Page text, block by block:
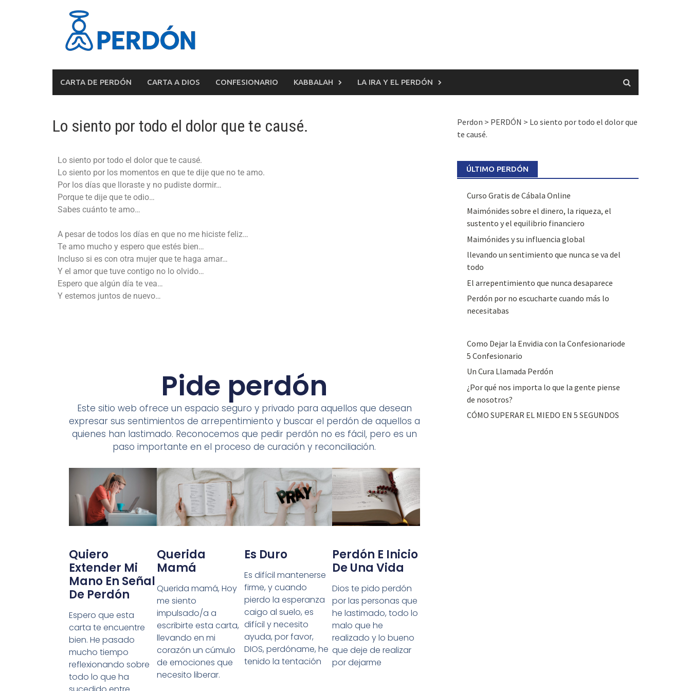
CARTA DE PERDÓN CARTA A DIOS CONFESIONARIO KABBALAH LA IRA Y EL PERDÓN
Lo siento por todo el dolor que te causé.
Lo siento por todo el dolor que te causé.
Lo siento por los momentos en que te dije que no te amo.
Por los días que lloraste y no pudiste dormir…
Porque te dije que te odio…
Sabes cuánto te amo…
A pesar de todos los días en que no me hiciste feliz…
Te amo mucho y espero que estés bien…
Incluso si es con otra mujer que te haga amar…
Y el amor que tuve contigo no lo olvido…
Espero que algún día te vea…
Y estemos juntos de nuevo…
Pide perdón
Este sitio web ofrece un espacio seguro y privado para aquellos que desean
expresar sus sentimientos de arrepentimiento y buscar el perdón de aquellos a
quienes han lastimado. Reconocemos que pedir perdón no es fácil, pero es un
paso importante en el proceso de curación y reconciliación.
Quiero
Extender Mi
Mano En Señal
De Perdón
Espero que esta
carta te encuentre
bien. He pasado
mucho tiempo
reflexionando sobre
todo lo que ha
Querida
Mamá
Querida mamá, Hoy
me siento
impulsado/a a
escribirte esta carta,
llevando en mi
corazón un cúmulo
de emociones que
necesito liberar.
Es Duro
Es difícil mantenerse
firme, y cuando
pierdo la esperanza
caigo al suelo, es
difícil y necesito
ayuda, por favor,
DIOS, perdóname, he
tenido la tentación
Perdón E Inicio
De Una Vida
Dios te pido perdón
por las personas que
he lastimado, todo lo
malo que he
realizado y lo bueno
que deje de realizar
por dejarme
Perdon > PERDÓN > Lo siento por todo el dolor que
te causé.
ÚLTIMO PERDÓN
Curso Gratis de Cábala Online
Maimónides sobre el dinero, la riqueza, el
sustento y el equilibrio financiero
Maimónides y su influencia global
llevando un sentimiento que nunca se va del
todo
El arrepentimiento que nunca desaparece
Perdón por no escucharte cuando más lo
necesitabas
Como Dejar la Envidia con la Confesionariode
5 Confesionario
Un Cura Llamada Perdón
¿Por qué nos importa lo que la gente piense
de nosotros?
CÓMO SUPERAR EL MIEDO EN 5 SEGUNDOS